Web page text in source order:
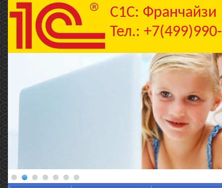
C1С: Франчайзи
Тел.: